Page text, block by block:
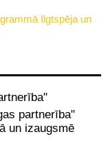
Ilgtspēja un
partnerība"
un izaugsmē